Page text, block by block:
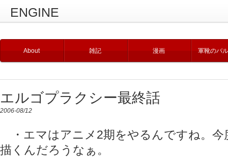
ENGINE
About 雑記 漫画 軍靴のバ
エルゴプラクシー最終話
2006-08/12
・エマはアニメ2期をやるんですね。今
描くんだろうなぁ。